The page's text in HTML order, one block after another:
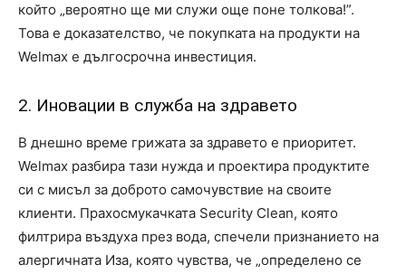
който „вероятно ще ми служи още поне толкова!”.
Това е доказателство, че покупката на продукти на
Welmax е дългосрочна инвестиция.
2. Иновации в служба на здравето
В днешно време грижата за здравето е приоритет.
Welmax разбира тази нужда и проектира продуктите
си с мисъл за доброто самочувствие на своите
клиенти. Прахосмукачката Security Clean, която
филтрира въздуха през вода, спечели признанието на
алергичната Иза, която чувства, че „определено се